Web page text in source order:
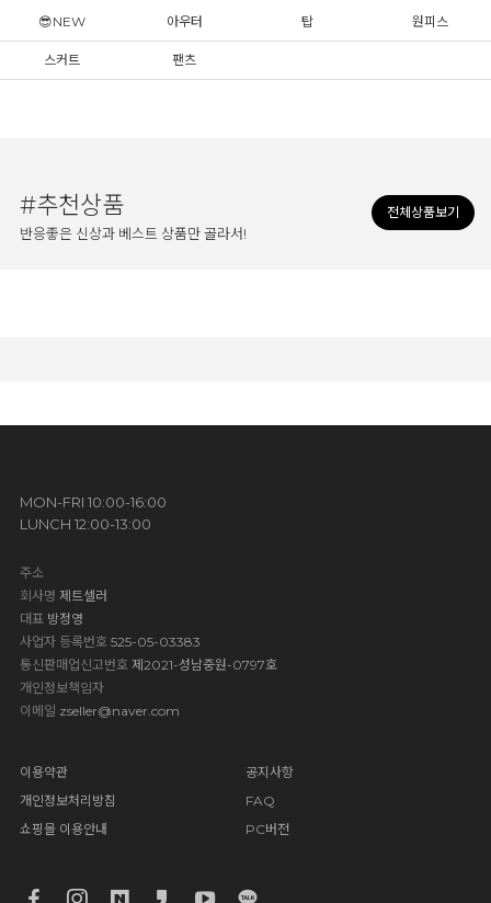
😎NEW 아우터 탑 원피스
스커트 팬츠
전체상품보기
#추천상품
반응좋은 신상과 베스트 상품만 골라서!
MON-FRI 10:00-16:00
LUNCH 12:00-13:00
주소
회사명 제트셀러
대표방정영
사업자 등록번호 525-05-03383
통신판매업신고번호 제2021-성남중원-0797호
개인정보책임자
이메일 zseller@naver.com
이용약관
개인정보처리방침
쇼핑몰 이용안내
공지사항
FAQ
PC버전